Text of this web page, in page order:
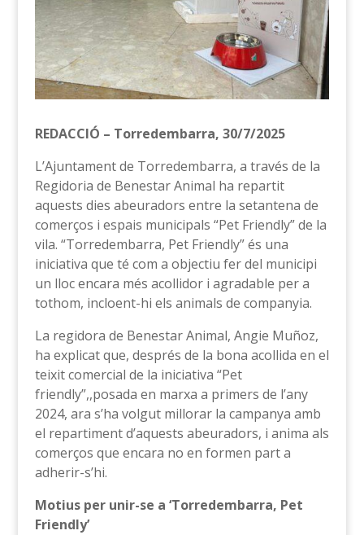
REDACCIÓ – Torredembarra, 30/7/2025
L’Ajuntament de Torredembarra, a través de la
Regidoria de Benestar Animal ha repartit
aquests dies abeuradors entre la setantena de
comerços i espais municipals “Pet Friendly” de la
vila. “Torredembarra, Pet Friendly” és una
iniciativa que té com a objectiu fer del municipi
un lloc encara més acollidor i agradable per a
tothom, incloent-hi els animals de companyia.
La regidora de Benestar Animal, Angie Muñoz,
ha explicat que, després de la bona acollida en el
teixit comercial de la iniciativa “Pet
friendly”,,posada en marxa a primers de l’any
2024, ara s’ha volgut millorar la campanya amb
el repartiment d’aquests abeuradors, i anima als
comerços que encara no en formen part a
adherir-s’hi.
Motius per unir-se a ‘Torredembarra, Pet
Friendly’